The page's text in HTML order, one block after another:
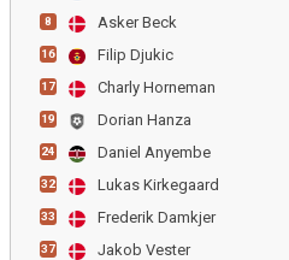
8 Asker Beck
16 Filip Djukic
17 Charly Horneman
19 Dorian Hanza
24 Daniel Anyembe
32 Lukas Kirkegaard
33 Frederik Damkjer
37 Jakob Vester